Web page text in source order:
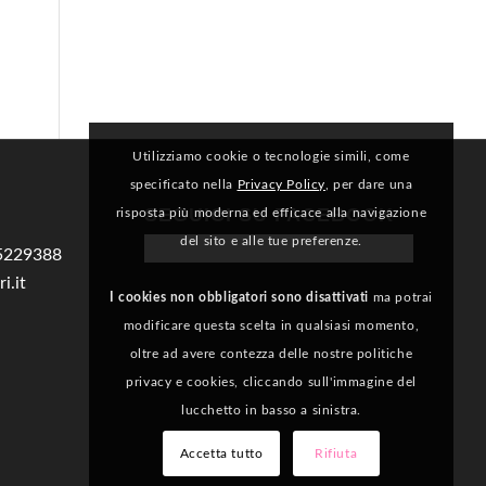
SEGUICI SU FACEBOOK
Utilizziamo cookie o tecnologie simili, come
specificato nella Privacy Policy , per dare una
risposta più moderna ed efficace alla navigazione
del sito e alle tue preferenze.
I cookies non obbligatori sono disattivati ma potrai
modificare questa scelta in qualsiasi momento,
oltre ad avere contezza delle nostre politiche
privacy e cookies, cliccando sull'immagine del
lucchetto in basso a sinistra.
Accetta tutto Rifiuta